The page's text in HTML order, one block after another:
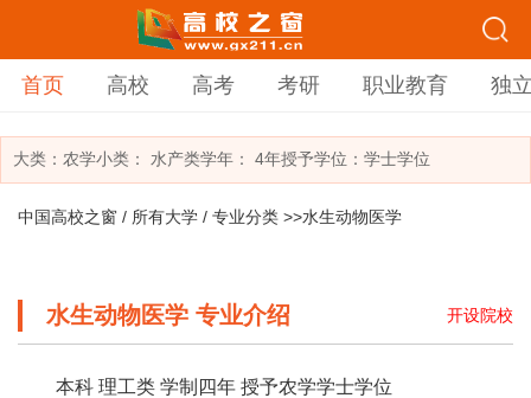
首页 高校 高考 考研 职业教育 独
大类： 农学小类： 水产类学年： 4年授予学位：学士学位
中国高校之窗 / 所有大学 / 专业分类 >>水生动物医学
水生动物医学 专业介绍 开设院校
本科 理工类 学制四年 授予农学学士学位